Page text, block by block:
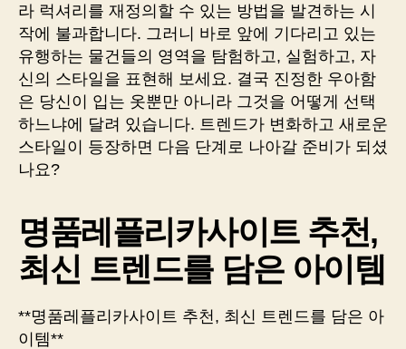
라 럭셔리를 재정의할 수 있는 방법을 발견하는 시
작에 불과합니다. 그러니 바로 앞에 기다리고 있는
유행하는 물건들의 영역을 탐험하고, 실험하고, 자
신의 스타일을 표현해 보세요. 결국 진정한 우아함
은 당신이 입는 옷뿐만 아니라 그것을 어떻게 선택
하느냐에 달려 있습니다. 트렌드가 변화하고 새로운
스타일이 등장하면 다음 단계로 나아갈 준비가 되셨
나요?
명품레플리카사이트 추천,
최신 트렌드를 담은 아이템
**명품레플리카사이트 추천, 최신 트렌드를 담은 아
이템**